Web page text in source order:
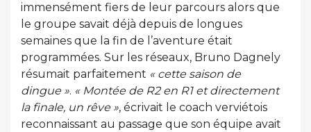
immensément fiers de leur parcours alors que
le groupe savait déjà depuis de longues
semaines que la fin de l’aventure était
programmées. Sur les réseaux, Bruno Dagnely
résumait parfaitement « cette saison de
dingue ». « Montée de R2 en R1 et directement
la finale, un rêve », écrivait le coach verviétois
reconnaissant au passage que son équipe avait